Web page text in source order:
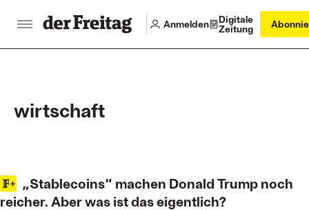
Anmelden
Digitale
Zeitung
wirtschaft
Main articles
„Stablecoins“ machen Donald Trump noch
reicher. Aber was ist das eigentlich?